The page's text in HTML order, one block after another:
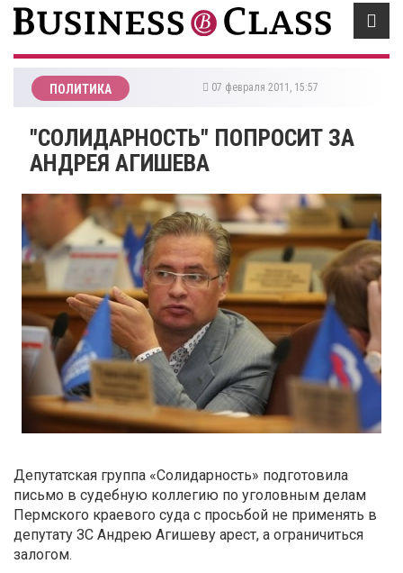
ПОЛИТИКА 07 февраля 2011, 15:57
"СОЛИДАРНОСТЬ" ПОПРОСИТ ЗА
АНДРЕЯ АГИШЕВА
Депутатская группа «Солидарность» подготовила
письмо в судебную коллегию по уголовным делам
Пермского краевого суда с просьбой не применять в
депутату ЗС Андрею Агишеву арест, а ограничиться
залогом.